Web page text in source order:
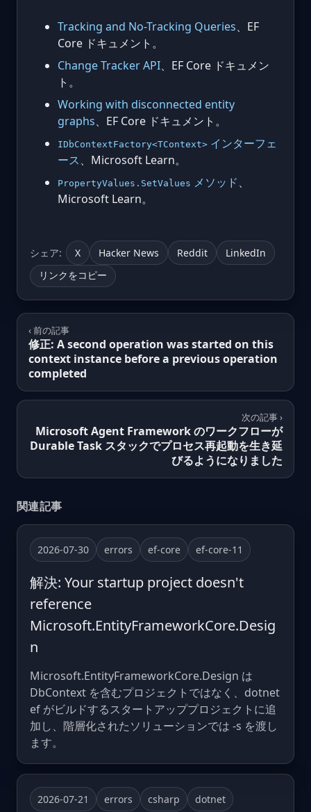
Tracking and No-Tracking Queries、EF
Core ドキュメント。
Change Tracker API、EF Core ドキュメン
ト。
Working with disconnected entity
graphs、EF Core ドキュメント。
IDbContextFactory<TContext> インターフェ
ース、Microsoft Learn。
PropertyValues.SetValues メソッド、
Microsoft Learn。
シェア: X Hacker News Reddit LinkedIn
リンクをコピー
‹ 前の記事
修正: A second operation was started on this
context instance before a previous operation
completed
次の記事 ›
Microsoft Agent Framework のワークフローが
Durable Task スタックでプロセス再起動を生き延
びるようになりました
関連記事
2026-07-30 errors ef-core ef-core-11
解決: Your startup project doesn't
reference
Microsoft.EntityFrameworkCore.Desig
n
Microsoft.EntityFrameworkCore.Design は
DbContext を含むプロジェクトではなく、dotnet
ef がビルドするスタートアッププロジェクトに追
加し、階層化されたソリューションでは -s を渡し
ます。
2026-07-21 errors csharp dotnet